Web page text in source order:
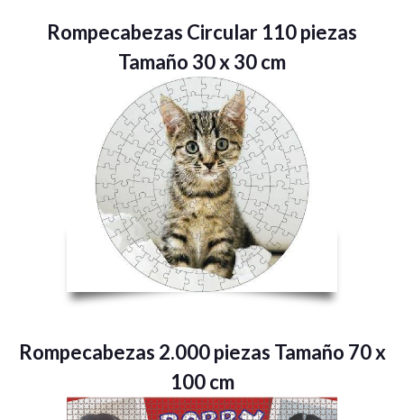
Rompecabezas Circular 110 piezas
Tamaño 30 x 30 cm
Rompecabezas 2.000 piezas Tamaño 70 x
100 cm